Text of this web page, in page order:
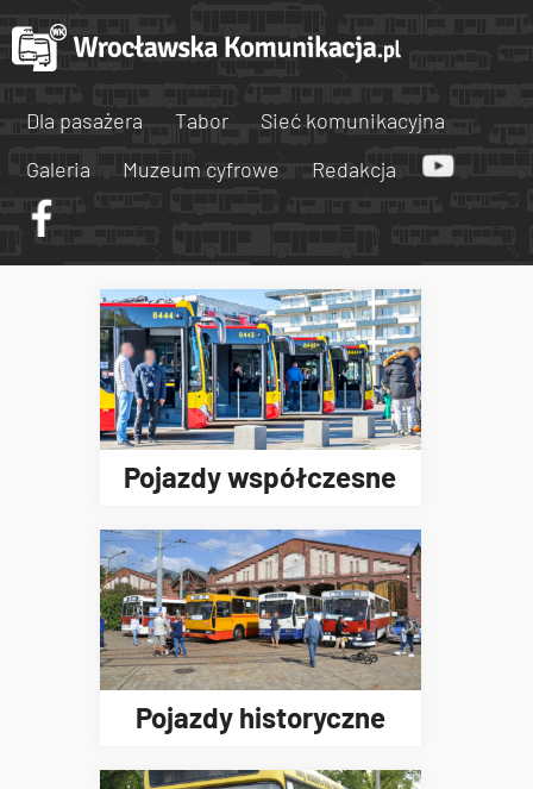
Dla pasażera Tabor
Sieć komunikacyjna
Galeria
Muzeum cyfrowe Redakcja
Pojazdy współczesne
Pojazdy historyczne